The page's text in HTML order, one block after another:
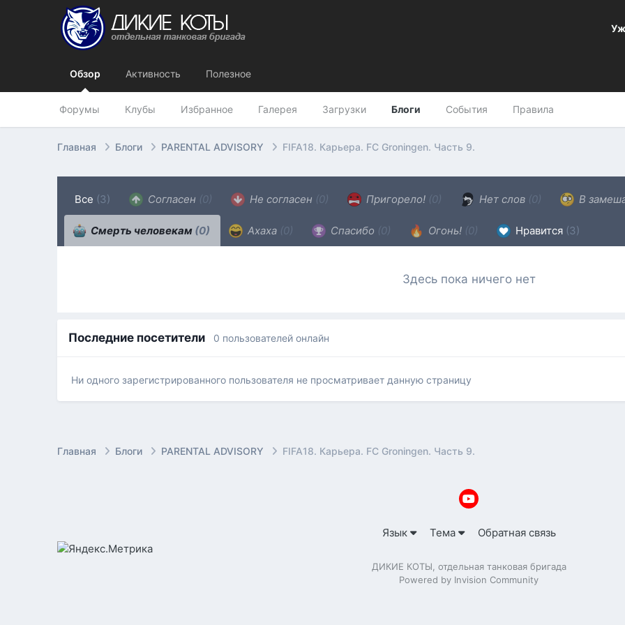
Обзор
Форумы Клубы Избранное Галерея Загрузки Блоги События Правила
Активность Полезное
Главная Блоги PARENTAL ADVISORY FIFA18. Карьера. FC Groningen. Часть 9.
Все (3) Согласен (0) Не согласен (0) Пригорело! (0) Нет слов (0) В
Смерть человекам (0) Ахаха (0) Спасибо (0) Огонь! (0) Нравится (3)
Здесь пока ничего нет
Последние посетители 0 пользователей онлайн
Ни одного зарегистрированного пользователя не просматривает данную страницу
Главная Блоги PARENTAL ADVISORY FIFA18. Карьера. FC Groningen. Часть 9.
Язык Тема Обратная связь
ДИКИЕ КОТЫ, отдельная танковая бригада
Powered by Invision Community